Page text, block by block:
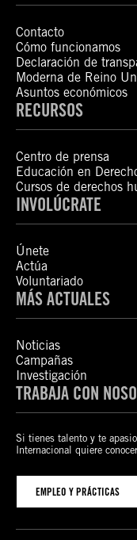
Contacto
Cómo funcionamos
Declaración de
Moderna de Reino
Asuntos económicos
RECURSOS
Centro de prensa
Educación en
Cursos de derechos
INVOLÚCRATE
Únete
Actúa
Voluntariado
MÁS ACTUALES
Noticias
Campañas
Investigación
TRABAJA CON
Si tienes talento y te
Internacional quiere
EMPLEO Y PRÁCTICAS